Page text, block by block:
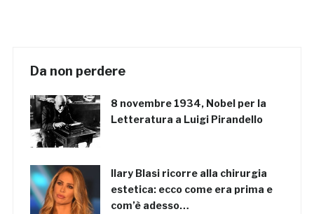
Da non perdere
8 novembre 1934, Nobel per la
Letteratura a Luigi Pirandello
Ilary Blasi ricorre alla chirurgia
estetica: ecco come era prima e
com’è adesso…